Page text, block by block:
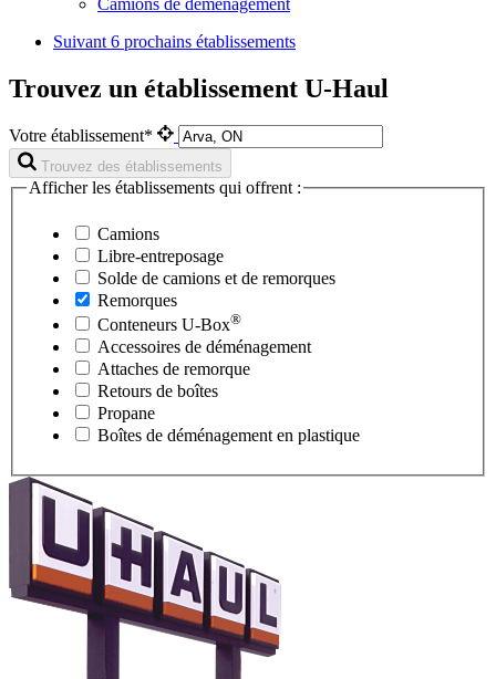
Suivant 6 prochains établissements
Trouvez un établissement U-Haul
Votre établissement*
Trouvez des établissements
Afficher les établissements qui offrent :
Camions
Libre-entreposage
Solde de camions et de remorques
Remorques
Conteneurs U-Box®
Accessoires de déménagement
Attaches de remorque
Retours de boîtes
Propane
Boîtes de déménagement en plastique